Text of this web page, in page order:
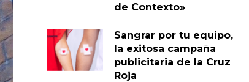
de Contexto»
Sangrar por tu equipo,
la exitosa campaña
publicitaria de la Cruz
Roja